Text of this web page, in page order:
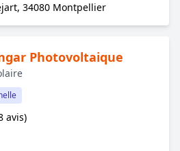
34080 Montpellier
Photovoltaique
avis)